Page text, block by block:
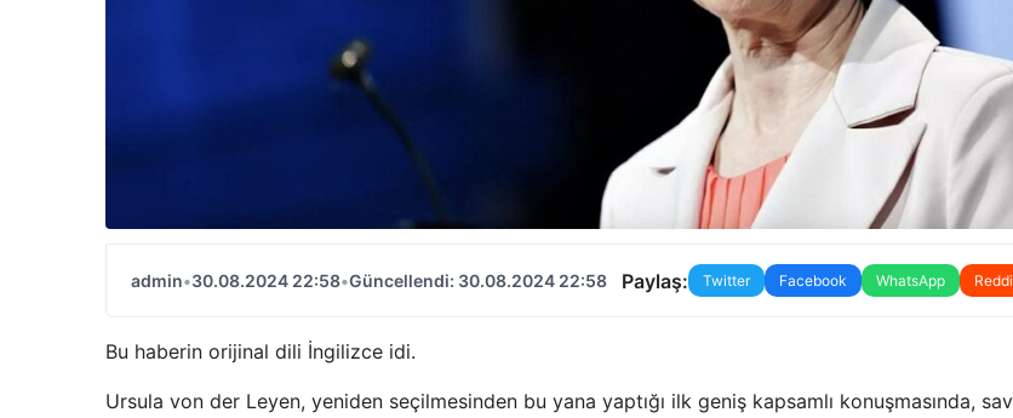
admin•30.08.2024 22:58•Güncellendi: 30.08.2024 22:58 Paylaş: Twitter Facebook WhatsApp
Bu haberin orijinal dili İngilizce idi.
Ursula von der Leyen, yeniden seçilmesinden bu yana yaptığı ilk geniş kapsamlı konuşmasında,